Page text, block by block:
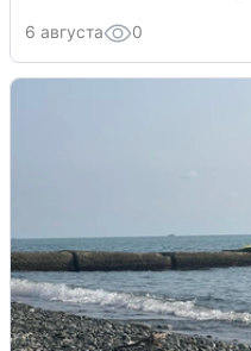
6 августа 0